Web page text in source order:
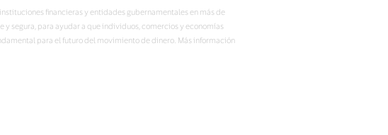
financieras y entidades gubernamentales en más de
segura, para ayudar a que individuos, comercios y economías
para el futuro del movimiento de dinero. Más información